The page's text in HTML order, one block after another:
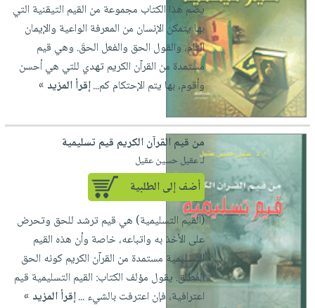
يضم هذا الكتاب مجموعة من القيم التيقنية التي
بها يتمكن الإنسان من المعرفة الواعية والإيمان
التام، والقول الحق والفعل الحقَ. وهي قيم
مستمدة من القرآن الكريم تهدي للتي هي أحسن
وأقوم، بها يتم الإحتكام كم...إقرأ المزيد »
من قيم القرآن الكريم قيم تسليمية
لـ عقيل حسين عقيل
أضف إلى الطلبية
(القيم التسليمية) هي قيم ترشد للحق وتحرض
على الأخذ به واتباعه، خاصة وأن هذه القيم
التسليمية مستمدة من القرآن الكريم كونه الحق
المطلق. يقول مؤلف الكتاب: القيم التسليمية قيم
اعترافية، فإن اعترفت بالشيء ...إقرأ المزيد »